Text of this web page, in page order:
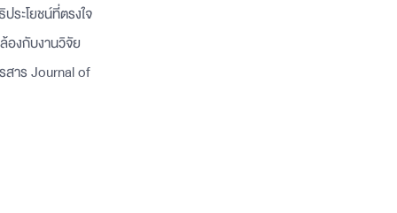
ระโยชน์ที่ตรงใจ
องกับงานวิจัย
สาร Journal of